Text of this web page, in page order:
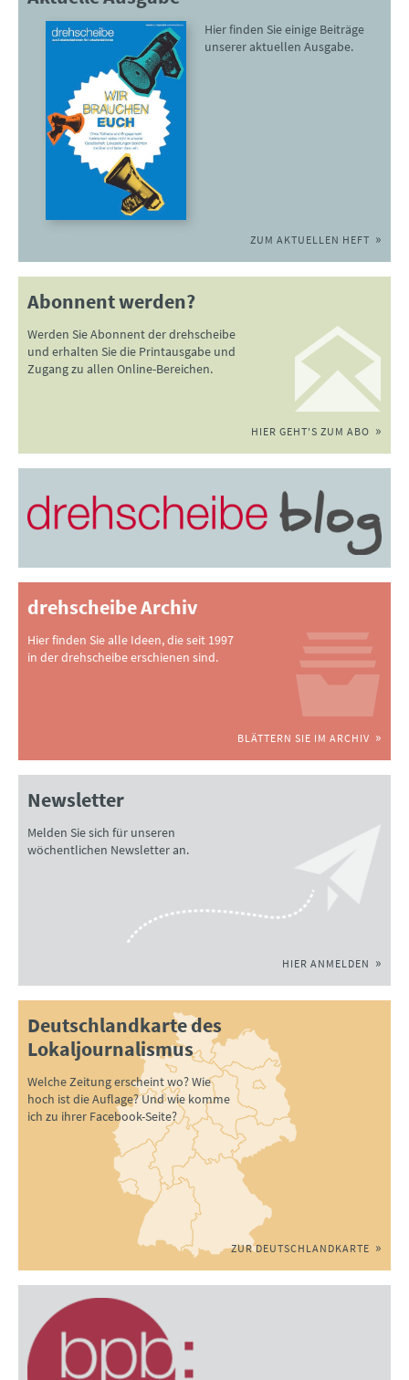
Hier finden Sie einige Beiträge
unserer aktuellen Ausgabe.
ZUM AKTUELLEN HEFT
Abonnent werden?
Werden Sie Abonnent der drehscheibe
und erhalten Sie die Printausgabe und
Zugang zu allen Online-Bereichen.
HIER GEHT'S ZUM ABO
drehscheibe Archiv
Hier finden Sie alle Ideen, die seit 1997
in der drehscheibe erschienen sind.
BLÄTTERN SIE IM ARCHIV
Newsletter
Melden Sie sich für unseren
wöchentlichen Newsletter an.
HIER ANMELDEN
Deutschlandkarte des
Lokaljournalismus
Welche Zeitung erscheint wo? Wie
hoch ist die Auflage? Und wie komme
ich zu ihrer Facebook-Seite?
ZUR DEUTSCHLANDKARTE